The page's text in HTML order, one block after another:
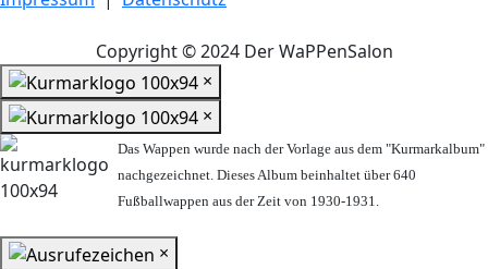
Copyright © 2024 Der WaPPenSalon
×
×
Das Wappen wurde nach der Vorlage aus dem "Kurmarkalbum"
nachgezeichnet. Dieses Album beinhaltet über 640
Fußballwappen aus der Zeit von 1930-1931.
×